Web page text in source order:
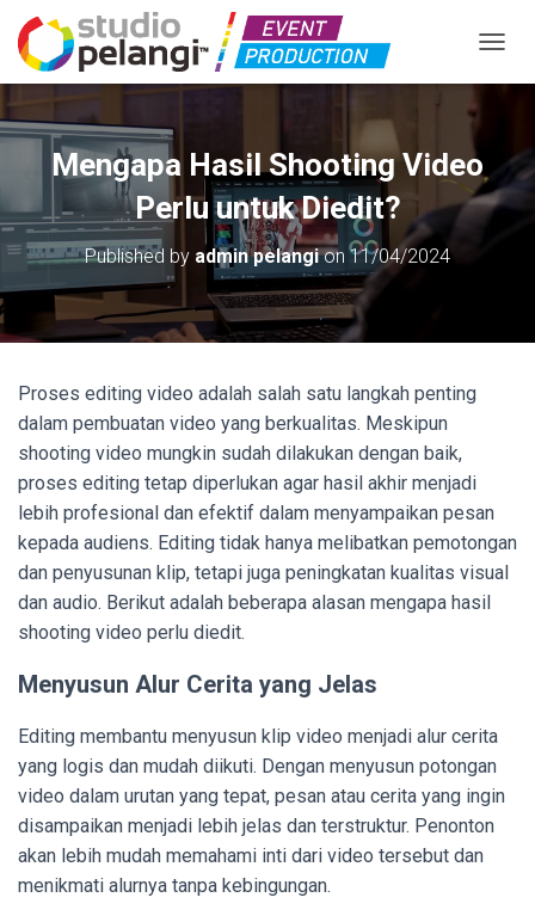
Mengapa Hasil Shooting Video
Perlu untuk Diedit?
Published by admin pelangion11/04/2024
Proses editing video adalah salah satu langkah penting
dalam pembuatan video yang berkualitas. Meskipun
shooting video mungkin sudah dilakukan dengan baik,
proses editing tetap diperlukan agar hasil akhir menjadi
lebih profesional dan efektif dalam menyampaikan pesan
kepada audiens. Editing tidak hanya melibatkan pemotongan
dan penyusunan klip, tetapi juga peningkatan kualitas visual
dan audio. Berikut adalah beberapa alasan mengapa hasil
shooting video perlu diedit.
Menyusun Alur Cerita yang Jelas
Editing membantu menyusun klip video menjadi alur cerita
yang logis dan mudah diikuti. Dengan menyusun potongan
video dalam urutan yang tepat, pesan atau cerita yang ingin
disampaikan menjadi lebih jelas dan terstruktur. Penonton
akan lebih mudah memahami inti dari video tersebut dan
menikmati alurnya tanpa kebingungan.